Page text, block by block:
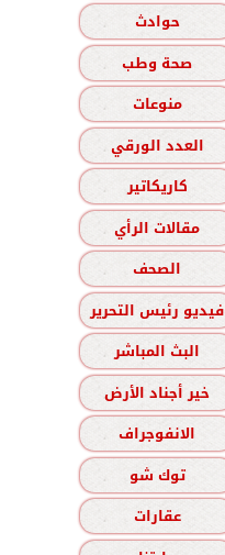
حوادث
صحة وطب
منوعات
العدد الورقي
كاريكاتير
مقالات الرأي
الصحف
فيديو رئيس التحرير
البث المباشر
خير أجناد الأرض
الانفوجراف
توك شو
عقارات